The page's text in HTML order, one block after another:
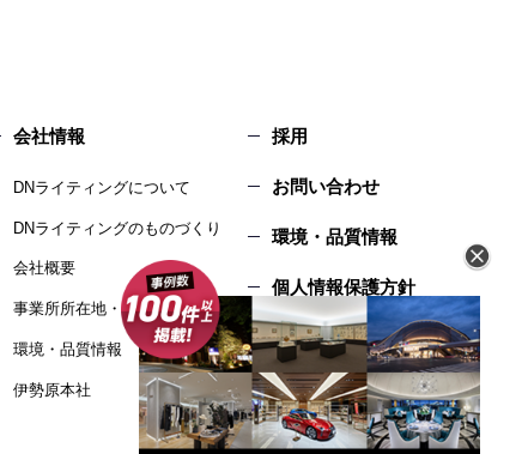
会社情報
DNライティングについて
DNライティングのものづくり
会社概要
事業所所在地・MAP
環境・品質情報
伊勢原本社
採用
お問い合わせ
環境・品質情報
個人情報保護方針
サイトマップ